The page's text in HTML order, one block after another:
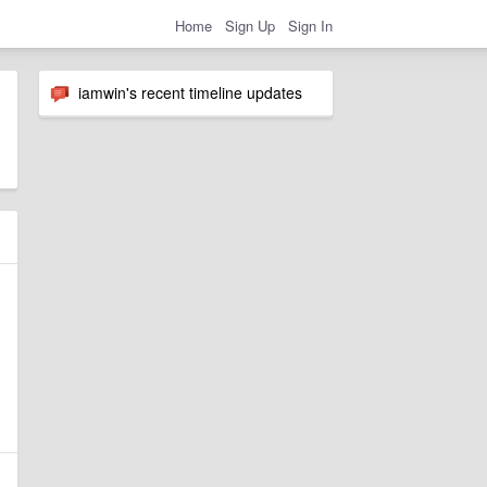
Home Sign Up Sign In
iamwin's recent timeline updates